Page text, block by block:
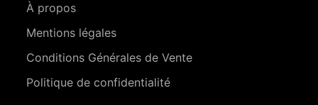
À propos
Mentions légales
Conditions Générales de Vente
Politique de confidentialité